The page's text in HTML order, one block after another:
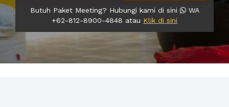
Butuh Paket Meeting? Hubungi kami di sini
WA
+62-812-8900-4848 atau Klik di sini